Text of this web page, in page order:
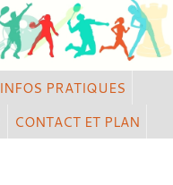
INFOS PRATIQUES
CONTACT ET PLAN